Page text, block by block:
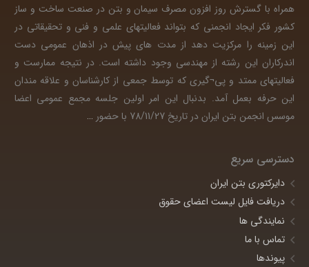
همراه با گسترش روز افزون مصرف سیمان و بتن در صنعت ساخت و ساز
کشور فکر ایجاد انجمنی که بتواند فعالیتهای علمی و فنی و تحقیقاتی در
این زمینه را مرکزیت دهد از مدت های پیش در اذهان عمومی دست
اندرکاران این رشته از مهندسی وجود داشته است. در نتیجه ممارست و
فعالیتهای ممتد و پی¬گیری که توسط جمعی از کارشناسان و علاقه مندان
این حرفه بعمل آمد. بدنبال این امر اولین جلسه مجمع عمومی اعضا
موسس انجمن بتن ایران در تاریخ 78/11/27 با حضور
…
دسترسی سریع
دایرکتوری بتن ایران
دریافت فایل لیست اعضای حقوق
نمایندگی ها
تماس با ما
پیوندها